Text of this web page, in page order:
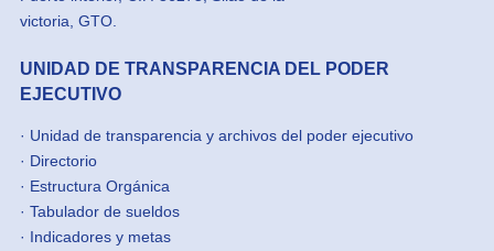
victoria, GTO.
UNIDAD DE TRANSPARENCIA DEL PODER
EJECUTIVO
· Unidad de transparencia y archivos del poder ejecutivo
· Directorio
· Estructura Orgánica
· Tabulador de sueldos
· Indicadores y metas